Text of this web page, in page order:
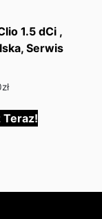
1.5 dCi ,
Serwis
zł
Teraz!